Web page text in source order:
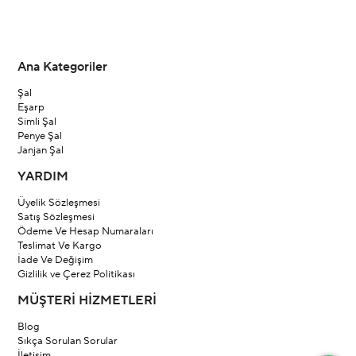
Ana Kategoriler
Şal
Eşarp
Simli Şal
Penye Şal
Janjan Şal
YARDIM
Üyelik Sözleşmesi
Satış Sözleşmesi
Ödeme Ve Hesap Numaraları
Teslimat Ve Kargo
İade Ve Değişim
Gizlilik ve Çerez Politikası
MÜŞTERİ HİZMETLERİ
Blog
Sıkça Sorulan Sorular